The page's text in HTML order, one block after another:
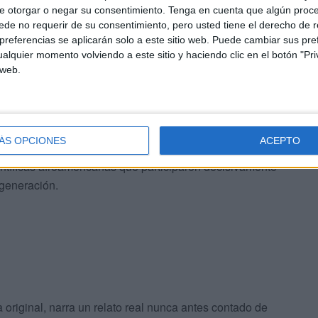
otorgar o negar su consentimiento. Tenga en cuenta que algún
no requerir de su consentimiento, pero usted tiene el derecho de
se aplicarán solo a este sitio web. Puede cambiar sus
momento volviendo a este sitio y haciendo clic en el botón
OPCIONES ACEPTO
historia'. Definido como un trabajo de
a la humanidad de mujeres destacadas en
y el activismo feminista”.
especial
en sus instalaciones, ubicadas en el Edificio
un cine fórum, con la proyección de la película
afroamericanas que participaron decisivamente
original, narra un relato real nunca antes contado de